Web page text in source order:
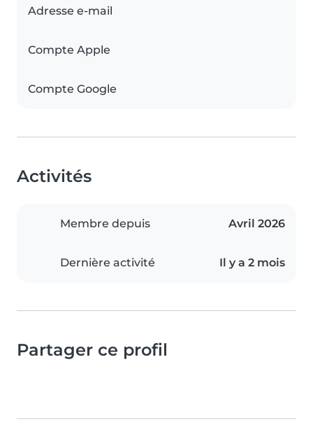
Adresse e-mail
Compte Apple
Compte Google
Activités
Membre depuis Avril 2026
Dernière activité Il y a 2 mois
Partager ce profil